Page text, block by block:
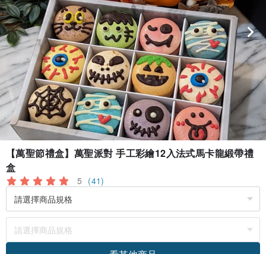
【萬聖節禮盒】萬聖派對 手工彩繪12入法式馬卡龍緞帶禮
盒
5 (41)